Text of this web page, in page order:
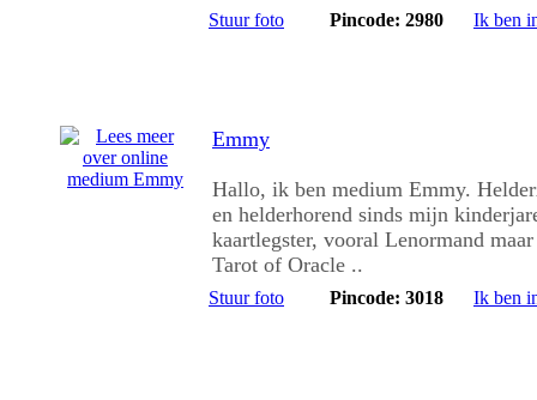
Stuur foto Pincode: 2980 Ik ben
Emmy
Hallo, ik ben medium Emmy.
en helderhorend sinds mijn
kaartlegster, vooral Lenormand
Tarot of Oracle ..
Stuur foto Pincode: 3018 Ik ben